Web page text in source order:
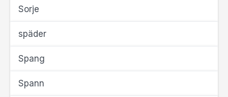
Sorje
späder
Spang
Spann